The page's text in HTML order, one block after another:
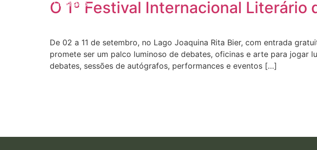
O 1º Festival Internacional Literário
De 02 a 11 de setembro, no Lago Joaquina Rita Bier, com entrada
promete ser um palco luminoso de debates, oficinas e arte para jogar
debates, sessões de autógrafos, performances e eventos […]